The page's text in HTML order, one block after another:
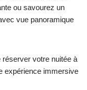
ou savourez un
vue panoramique
votre nuitée à
expérience immersive